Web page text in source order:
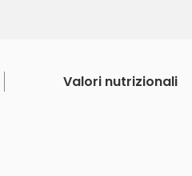
Valori nutrizionali